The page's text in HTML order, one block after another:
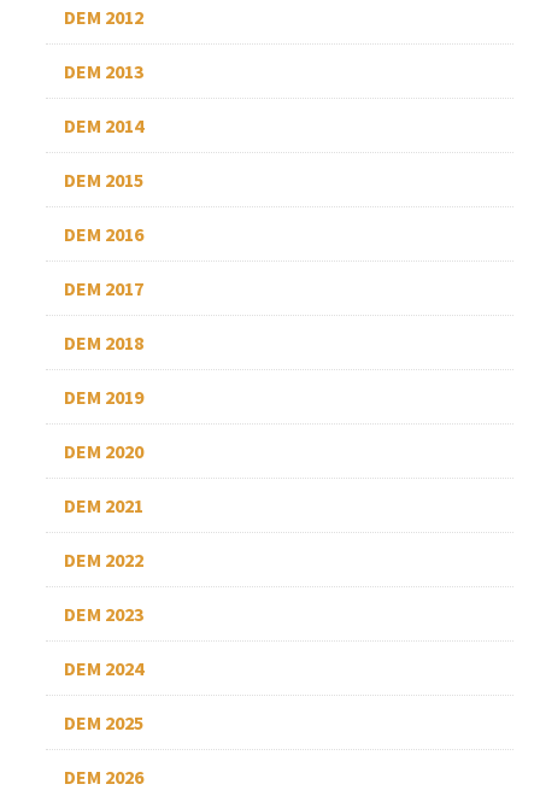
DEM 2012
DEM 2013
DEM 2014
DEM 2015
DEM 2016
DEM 2017
DEM 2018
DEM 2019
DEM 2020
DEM 2021
DEM 2022
DEM 2023
DEM 2024
DEM 2025
DEM 2026